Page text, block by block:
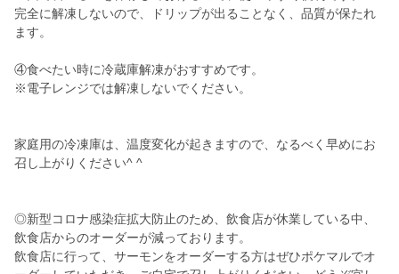
完全に解凍しないので、ドリップが出ることなく、品質が保たれ
ます。
④食べたい時に冷蔵庫解凍がおすすめです。
※電子レンジでは解凍しないでください。
家庭用の冷凍庫は、温度変化が起きますので、なるべく早めにお
召し上がりください^ ^
◎新型コロナ感染症拡大防止のため、飲食店が休業している中、
飲食店からのオーダーが減っております。
飲食店に行って、サーモンをオーダーする方はぜひポケマルでオ